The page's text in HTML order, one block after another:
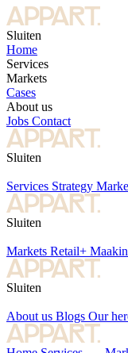
Sluiten
Home
Services
Markets
Cases
About us
Jobs Contact
Sluiten
Services Strategy
Sluiten
Markets Retail+
Sluiten
About us Blogs Our